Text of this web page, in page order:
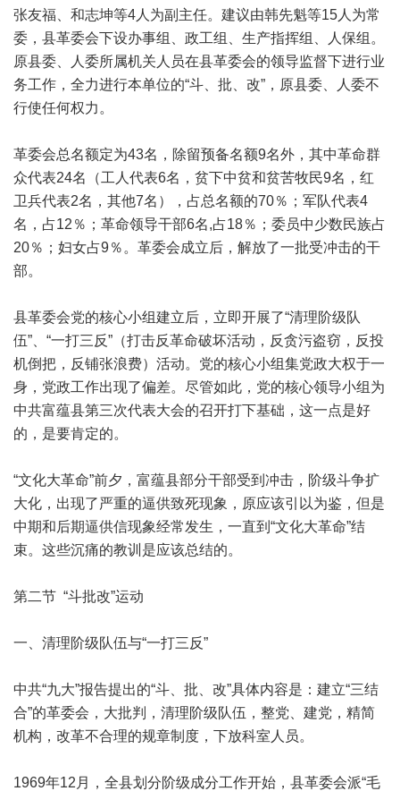
张友福、和志坤等4人为副主任。建议由韩先魁等15人为常
委，县革委会下设办事组、政工组、生产指挥组、人保组。
原县委、人委所属机关人员在县革委会的领导监督下进行业
务工作，全力进行本单位的“斗、批、改”，原县委、人委不
行使任何权力。
革委会总名额定为43名，除留预备名额9名外，其中革命群
众代表24名（工人代表6名，贫下中贫和贫苦牧民9名，红
卫兵代表2名，其他7名），占总名额的70％；军队代表4
名，占12％；革命领导干部6名,占18％；委员中少数民族占
20％；妇女占9％。革委会成立后，解放了一批受冲击的干
部。
县革委会党的核心小组建立后，立即开展了“清理阶级队
伍”、“一打三反”（打击反革命破坏活动，反贪污盗窃，反投
机倒把，反铺张浪费）活动。党的核心小组集党政大权于一
身，党政工作出现了偏差。尽管如此，党的核心领导小组为
中共富蕴县第三次代表大会的召开打下基础，这一点是好
的，是要肯定的。
“文化大革命”前夕，富蕴县部分干部受到冲击，阶级斗争扩
大化，出现了严重的逼供致死现象，原应该引以为鉴，但是
中期和后期逼供信现象经常发生，一直到“文化大革命”结
束。这些沉痛的教训是应该总结的。
第二节 “斗批改”运动
一、清理阶级队伍与“一打三反”
中共“九大”报告提出的“斗、批、改”具体内容是：建立“三结
合”的革委会，大批判，清理阶级队伍，整党、建党，精简
机构，改革不合理的规章制度，下放科室人员。
1969年12月，全县划分阶级成分工作开始，县革委会派“毛